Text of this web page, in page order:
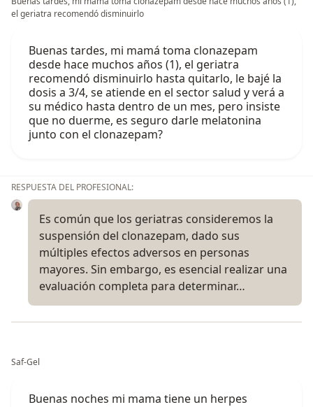
el geriatra recomendó disminuirlo
Buenas tardes, mi mamá toma clonazepam
desde hace muchos años (1), el geriatra
recomendó disminuirlo hasta quitarlo, le bajé la
dosis a 3/4, se atiende en el sector salud y verá a
su médico hasta dentro de un mes, pero insiste
que no duerme, es seguro darle melatonina
junto con el clonazepam?
RESPUESTA DEL PROFESIONAL:
Es común que los geriatras consideremos la
suspensión del clonazepam, dado sus
múltiples efectos adversos en personas
mayores. Sin embargo, es esencial realizar una
evaluación completa para determinar…
Saf-Gel
Buenas noches mi mama tiene un herpes